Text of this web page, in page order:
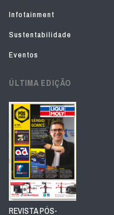
Infotainment
Sustentabilidade
Eventos
ÚLTIMA EDIÇÃO
REVISTA PÓS-